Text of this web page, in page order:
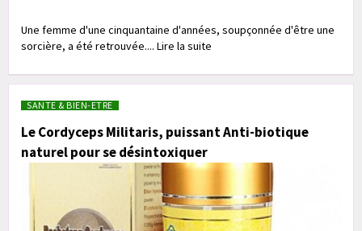
Une femme d'une cinquantaine d'années, soupçonnée d'être une
sorcière, a été retrouvée.... Lire la suite
SANTE & BIEN-ETRE
Le Cordyceps Militaris, puissant Anti-biotique
naturel pour se désintoxiquer